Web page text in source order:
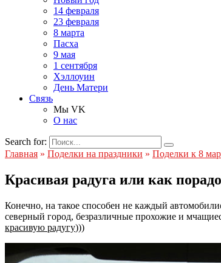
14 февраля
23 февраля
8 марта
Пасха
9 мая
1 сентября
Хэллоуин
День Матери
Связь
Мы VK
О нас
Search for:
Главная » Поделки на праздники » Поделки к 8
Красивая радуга или как
Конечно, на такое способен не каждый
северный город, безразличные прохожие и
красивую радугу)))